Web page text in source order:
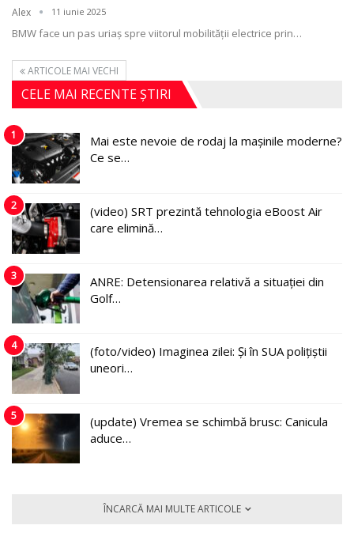
Alex 11 iunie 2025
BMW face un pas uriaș spre viitorul mobilității electrice prin…
ARTICOLE MAI VECHI
CELE MAI RECENTE ȘTIRI
1
Mai este nevoie de rodaj la mașinile moderne?
Ce se…
2
(video) SRT prezintă tehnologia eBoost Air
care elimină…
3
ANRE: Detensionarea relativă a situației din
Golf…
4
(foto/video) Imaginea zilei: Și în SUA polițiștii
uneori…
5
(update) Vremea se schimbă brusc: Canicula
aduce…
ÎNCARCĂ MAI MULTE ARTICOLE